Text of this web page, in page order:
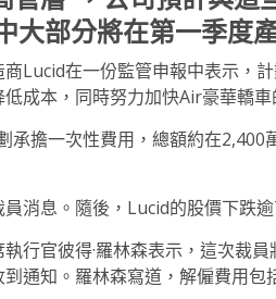
大部分將在第一季度
Lucid在一份監管申報中表示，
成本，同時努力加快Air豪華轎車
承擔一次性費用，總額約在
消息。隨後，Lucid的股價下跌逾
行官彼得·羅林森表示，這次裁
通知。羅林森寫道，解僱費用